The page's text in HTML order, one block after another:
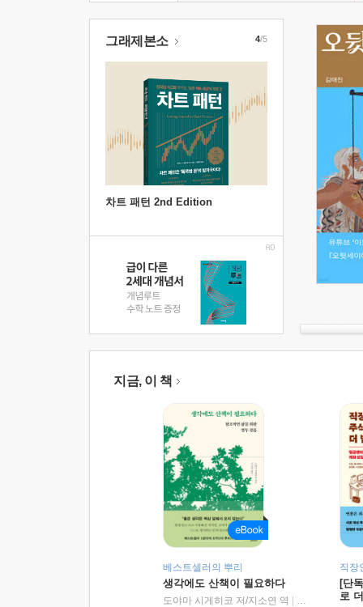
그래제본소
차트 패턴 2nd Edition
4/5
지금, 이 책
베스트셀러의 뿌리
생각에도 산책이 필요하다
도야마 시게히코 저/지소연 역
알에이치코리
직장
[단
로